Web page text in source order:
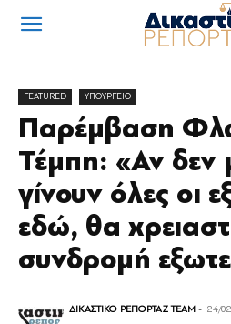
FEATURED ΥΠΟΥΡΓΕΙΟ
Παρέμβαση
Τέμπη: «Αν δεν
γίνουν όλες οι
εδώ, θα
συνδρομή
ΔΙΚΑΣΤΙΚΟ ΡΕΠΟΡΤΑΖ TEAM - 24/